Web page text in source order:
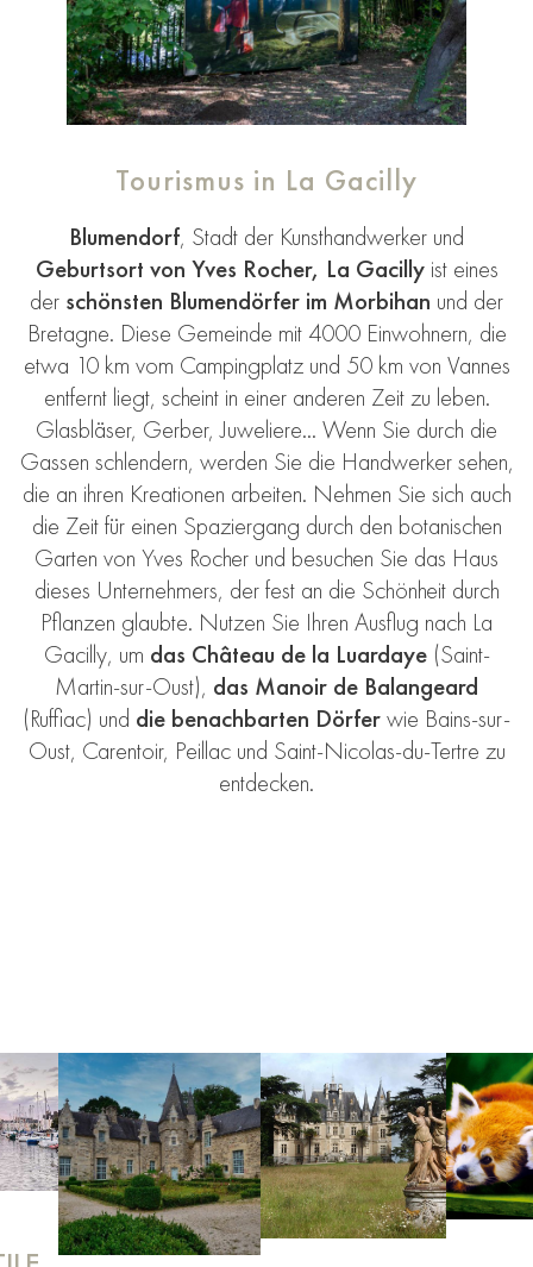
Tourismus in La Gacilly
Blumendorf, Stadt der Kunsthandwerker und
Geburtsort von Yves Rocher, La Gacillyist eines
der schönsten Blumendörfer im Morbihan und der
Bretagne. Diese Gemeinde mit 4000 Einwohnern, die
etwa 10 km vom Campingplatz und 50 km von Vannes
entfernt liegt, scheint in einer anderen Zeit zu leben.
Glasbläser, Gerber, Juweliere… Wenn Sie durch die
Gassen schlendern, werden Sie die Handwerkersehen,
die an ihren Kreationen arbeiten. Nehmen Sie sich auch
die Zeit für einen Spaziergang durch den botanischen
Garten von Yves Rocher und besuchen Sie das Haus
dieses Unternehmers, der fest an die Schönheit durch
Pflanzen glaubte. Nutzen Sie Ihren Ausflug nach La
Gacilly, um das Château de la Luardaye(Saint-
Martin-sur-Oust), das Manoir de Balangeard
(Ruffiac) und die benachbarten Dörferwie Bains-sur-
Oust, Carentoir, Peillac und Saint-Nicolas-du-Tertre zu
entdecken.